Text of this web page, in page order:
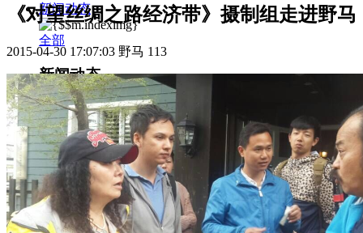
新闻动态
全部
新闻动态
集团新闻 媒体报道
往来名人
人才招聘
人才招聘
人才理念
《对望丝绸之路经济带》摄制组走进野马
2015-04-30 17:07:03 野马 113